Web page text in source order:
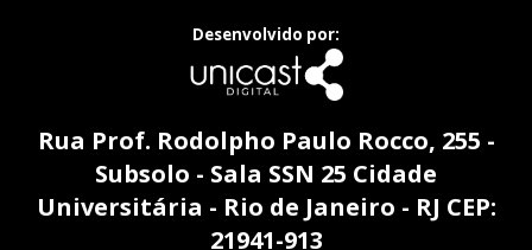
Desenvolvido por:
Rua Prof. Rodolpho Paulo Rocco, 255 -
Subsolo - Sala SSN 25 Cidade
Universitária - Rio de Janeiro - RJ CEP:
21941-913